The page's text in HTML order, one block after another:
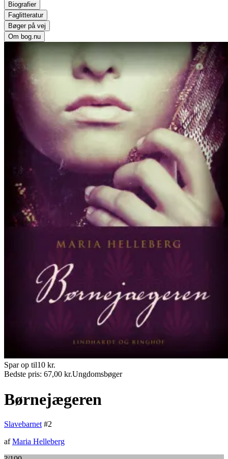
Biografier
Faglitteratur
Bøger på vej
Om bog.nu
Spar op til10 kr.
Bedste pris: 67,00 kr.Ungdomsbøger
Børnejægeren
Slavebarnet #2
afMaria Helleberg